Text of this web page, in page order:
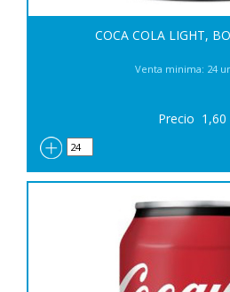
COCA COLA LIGHT,
Venta minima: 24
Precio 1,60